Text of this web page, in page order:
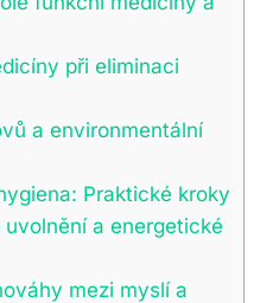
při eliminaci
a environmentální
Praktické kroky
a energetické
mezi myslí a